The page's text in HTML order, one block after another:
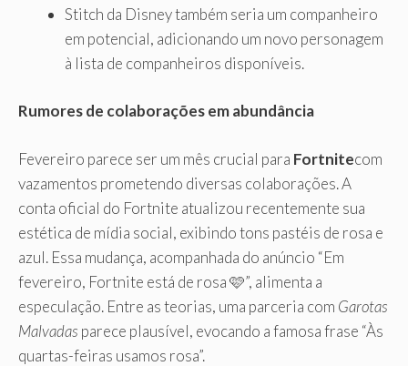
Stitch da Disney também seria um companheiro
em potencial, adicionando um novo personagem
à lista de companheiros disponíveis.
Rumores de colaborações em abundância
Fevereiro parece ser um mês crucial para Fortnitecom
vazamentos prometendo diversas colaborações. A
conta oficial do Fortnite atualizou recentemente sua
estética de mídia social, exibindo tons pastéis de rosa e
azul. Essa mudança, acompanhada do anúncio “Em
fevereiro, Fortnite está de rosa 🩷”, alimenta a
especulação. Entre as teorias, uma parceria com Garotas
Malvadas parece plausível, evocando a famosa frase “Às
quartas-feiras usamos rosa”.